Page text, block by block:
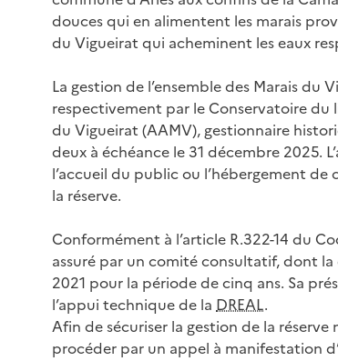
douces qui en alimentent les marais
du Vigueirat qui acheminent les eaux
La gestion de l’ensemble des Marais du
respectivement par le Conservatoire du
du Vigueirat (AAMV), gestionnaire
deux à échéance le 31 décembre 2025.
l’accueil du public ou l’hébergement
la réserve.
Conformément à l’article R.322-14 du
assuré par un comité consultatif, dont
2021 pour la période de cinq ans. Sa
l’appui technique de la DREAL.
Afin de sécuriser la gestion de la
procéder par un appel à manifestation